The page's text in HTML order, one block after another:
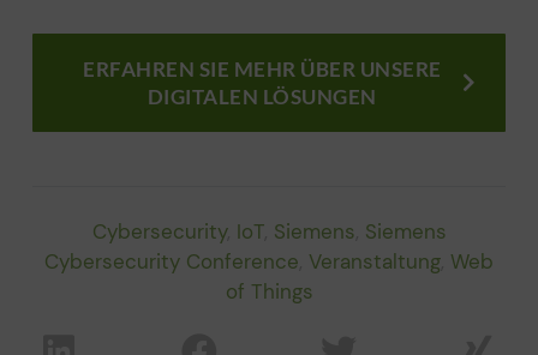
ERFAHREN SIE MEHR ÜBER UNSERE
DIGITALEN LÖSUNGEN
Cybersecurity, IoT, Siemens Siemens
Cybersecurity Conference Veranstaltung Web
of Things